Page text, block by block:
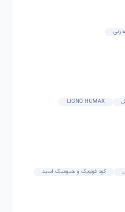
زنی
LIGNO HUMAX
کود فولویک و هیومیک اسید